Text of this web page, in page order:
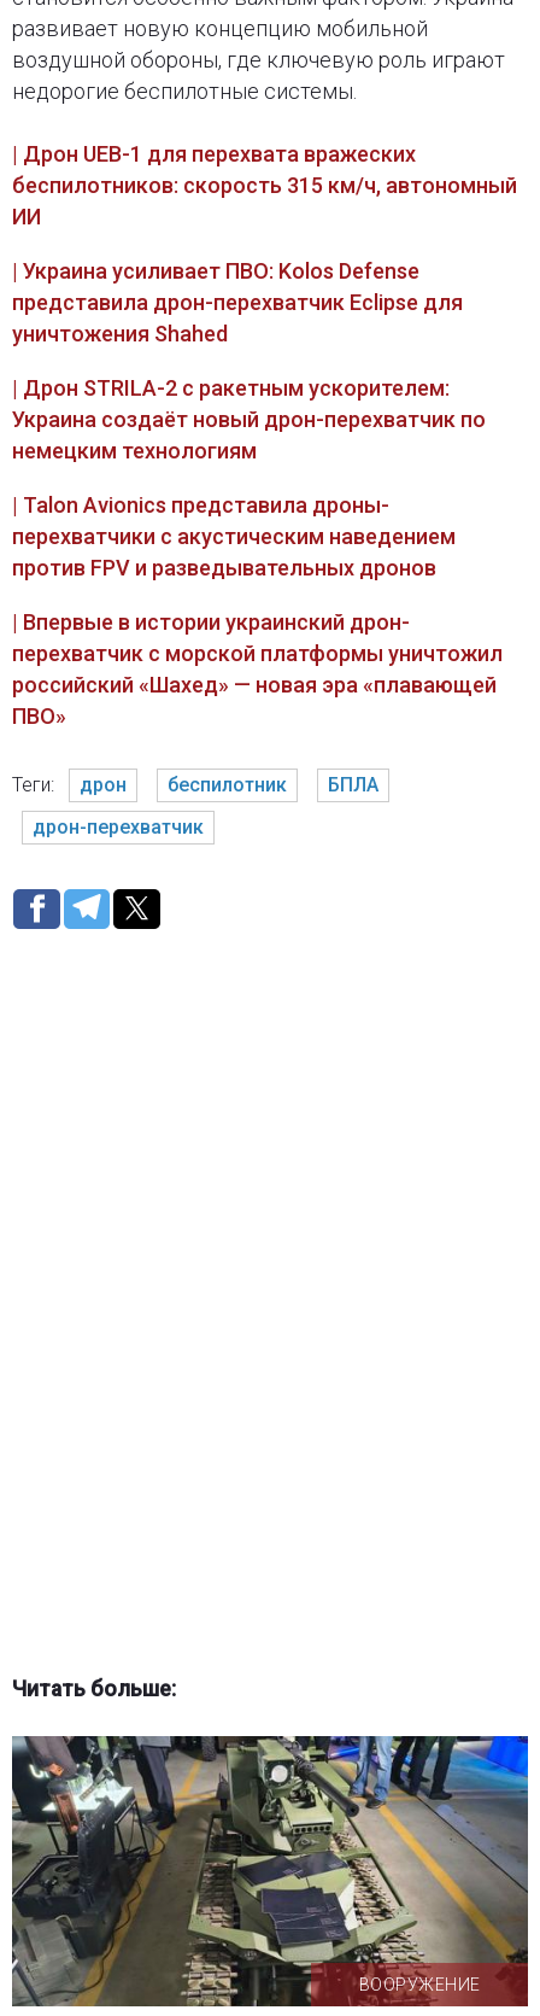
развивает новую концепцию мобильной
воздушной обороны, где ключевую роль играют
недорогие беспилотные системы.
| Дрон UEB-1 для перехвата вражеских
беспилотников: скорость 315 км/ч, автономный
ИИ
| Украина усиливает ПВО: Kolos Defense
представила дрон-перехватчик Eclipse для
уничтожения Shahed
| Дрон STRILA-2 с ракетным ускорителем:
Украина создаёт новый дрон-перехватчик по
немецким технологиям
| Talon Avionics представила дроны-
перехватчики с акустическим наведением
против FPV и разведывательных дронов
| Впервые в истории украинский дрон-
перехватчик с морской платформы уничтожил
российский «Шахед» — новая эра «плавающей
ПВО»
Теги: дрон беспилотник
БПЛА
дрон-перехватчик
Читать больше:
ВООРУЖЕНИЕ